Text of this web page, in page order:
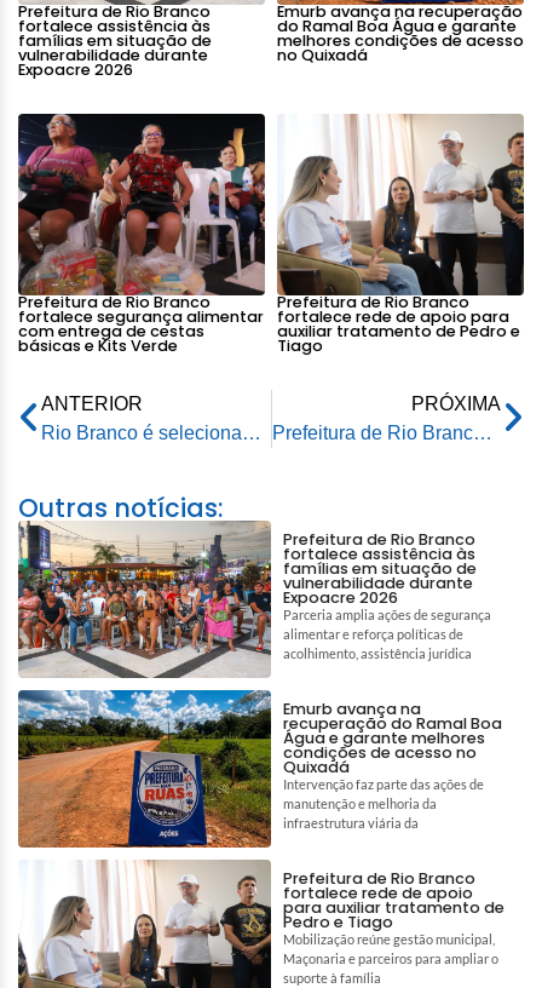
Prefeitura de Rio Branco
fortalece assistência às
famílias em situação de
vulnerabilidade durante
Expoacre 2026
Emurb avança na recuperação
do Ramal Boa Água e garante
melhores condições de acesso
no Quixadá
Prefeitura de Rio Branco
fortalece segurança alimentar
com entrega de cestas
básicas e Kits Verde
Prefeitura de Rio Branco
fortalece rede de apoio para
auxiliar tratamento de Pedro e
Tiago
ANTERIOR
Rio Branco é selecionada para programa nacional e avança na agenda climática
PRÓXIMA
Prefeitura de Rio Branco promove ações educativas pelo Dia Mundial da Água
Outras notícias:
Prefeitura de Rio Branco
fortalece assistência às
famílias em situação de
vulnerabilidade durante
Expoacre 2026
Parceria amplia ações de segurança
alimentar e reforça políticas de
acolhimento, assistência jurídica
Emurb avança na
recuperação do Ramal Boa
Água e garante melhores
condições de acesso no
Quixadá
Intervenção faz parte das ações de
manutenção e melhoria da
infraestrutura viária da
Prefeitura de Rio Branco
fortalece rede de apoio
para auxiliar tratamento de
Pedro e Tiago
Mobilização reúne gestão municipal,
Maçonaria e parceiros para ampliar o
suporte à família